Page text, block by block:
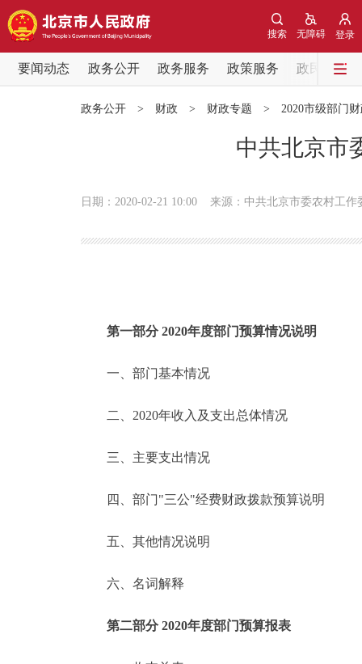
登录
无障碍
搜索
要闻动态 政务公开 政务服务 政策服务
政民互动
便民服务
中介服务
政民互动
政务公开 > 财政 > 财政专题 > 2020市级部门
中共北京市
日期：2020-02-21 10:00 来源：中共北京市委农村工作
第一部分 2020年度部门预算情况说明
一、部门基本情况
二、2020年收入及支出总体情况
三、主要支出情况
四、部门"三公"经费财政拨款预算说明
五、其他情况说明
六、名词解释
第二部分 2020年度部门预算报表